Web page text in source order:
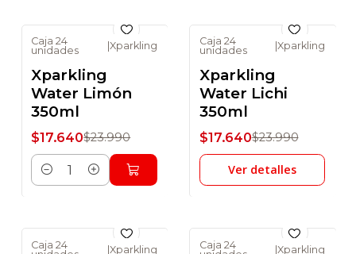
-26% DSCTO
Caja 24
unidades
Xparkling
Xparkling
Water Limón
350ml
$17.640$23.990
Cantidad
-26% DSCTO
No disponible
Caja 24
unidades
Xparkling
Xparkling
Water Lichi
350ml
$17.640$23.990
Ver detalles
Caja 24
Xparkling
Caja 24
Xparkling